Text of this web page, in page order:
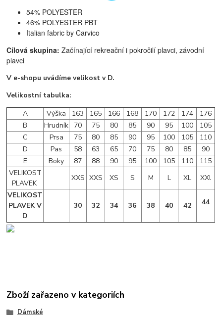
54% POLYESTER
46% POLYESTER PBT
Italian fabric by Carvico
Cílová skupina:Začínající rekreační i pokročilí plavci, závodní
plavci
V e-shopu uvádíme velikost v D.
Velikostní tabulka:
A
Výška 163 165 166 168 170 172 174
176
B
Hrudník 70 75 80 85 90 95 100
105
C
Prsa 75 80 85 90 95 100 105
110
D
Pas 58 63 65 70 75 80 85
90
E
Boky 87 88 90 95 100 105 110
115
VELIKOST
PLAVEK
XXS XXS XS S M L XL
XXl
VELIKOST
PLAVEK V
D
30 32 34 36 38 40 42 44
Zboží zařazeno v kategoriích
Dámské